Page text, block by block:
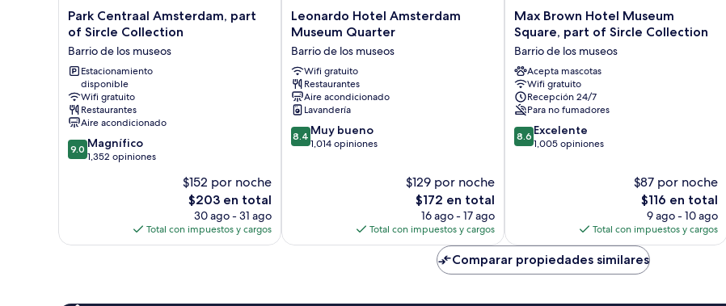
Park
Centraal
part
of
Sircle
Collection
Barrio
de
los
museos
Park Centraal Amsterdam, part
of Sircle Collection
Barrio de los museos
Estacionamiento
disponible
Wifi gratuito
Restaurantes
Aire acondicionado
9.0
de
9.0 Magnífico
1,352 opiniones
$152 por noche
El
precio
actual
es
$203 en total
30 ago - 31 ago
Total con impuestos y cargos
Leonardo
Hotel
Museum
Quarter
Barrio
de
los
museos
Leonardo Hotel Amsterdam
Museum Quarter
Barrio de los museos
Wifi gratuito
Restaurantes
Aire acondicionado
Lavandería
8.4
de
8.4 Muy bueno
1,014 opiniones
$129 por noche
El
precio
actual
es
$172 en total
16 ago - 17 ago
Total con impuestos y cargos
Max
Brown
Hotel
Museum
Square,
part
of
Sircle
Collection
Barrio
Max Brown Hotel Museum
Square, part of Sircle Collection
Barrio de los museos
Acepta mascotas
Wifi gratuito
Recepción 24/7
Para no fumadores
8.6
de
8.6 Excelente
1,005 opiniones
$87 por noche
El
precio
actual
es
de
$116
$116 en total
9 ago - 10 ago
Total con impuestos y cargos
Comparar propiedades similares